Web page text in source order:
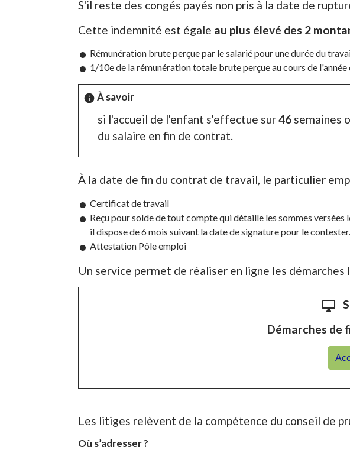
S'il reste des congés payés non pris à la date de
Cette indemnité est égale au plus élevé des 2
Rémunération brute perçue par le salarié pour une durée du
1/10ede la rémunération totale brute perçue au cours de
info À savoir
si l'accueil de l'enfant s'effectue sur46 semaines
du salaire en fin de contrat.
À la date de fin du contrat de travail, le particulier
Certificat de travail
Reçu pour solde de tout compte qui détaille les sommes
il dispose de 6 mois suivant la date de signature pour le contester.
Attestation Pôle emploi
Un service permet de réaliser en ligne les
desktop_mac
Démarches de
Les litiges relèvent de la compétence du conseil de
Où s’adresser ?